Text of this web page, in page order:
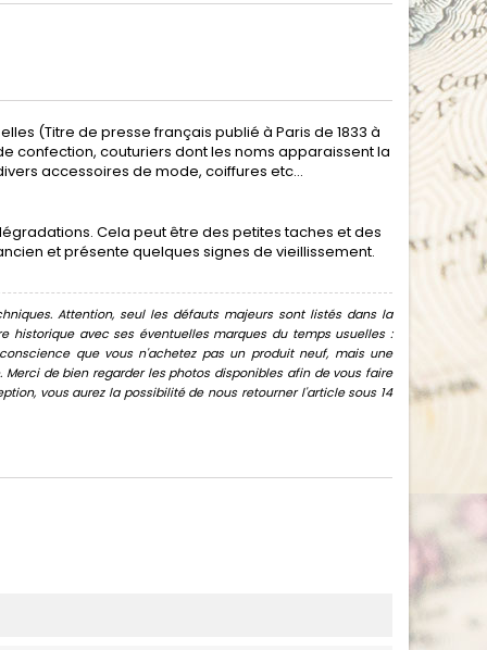
(Titre de presse français publié à Paris de 1833 à
confection, couturiers dont les noms apparaissent la
accessoires de mode, coiffures etc...
Cela peut être des petites taches et des
et présente quelques signes de vieillissement.
Attention, seul les défauts majeurs sont listés dans la
avec ses éventuelles marques du temps usuelles :
que vous n'achetez pas un produit neuf, mais une
de bien regarder les photos disponibles afin de vous faire
vous aurez la possibilité de nous retourner l'article sous 14